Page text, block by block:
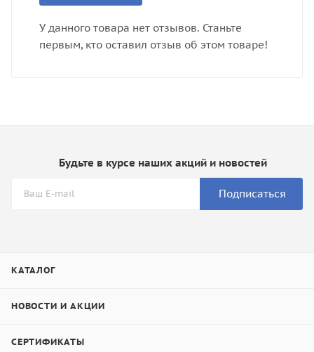
У данного товара нет отзывов. Станьте
первым, кто оставил отзыв об этом товаре!
Будьте в курсе наших акций и новостей
Подписаться
КАТАЛОГ
НОВОСТИ И АКЦИИ
СЕРТИФИКАТЫ